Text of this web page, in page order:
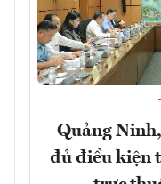
Quảng
đủ điều kiện